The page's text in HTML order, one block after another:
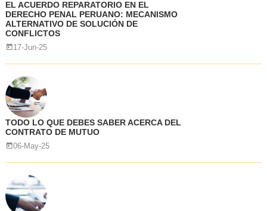
EL ACUERDO REPARATORIO EN EL
DERECHO PENAL PERUANO: MECANISMO
ALTERNATIVO DE SOLUCIÓN DE
CONFLICTOS
17-Jun-25
TODO LO QUE DEBES SABER ACERCA DEL
CONTRATO DE MUTUO
06-May-25